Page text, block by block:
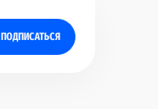
ПОДПИСАТЬСЯ